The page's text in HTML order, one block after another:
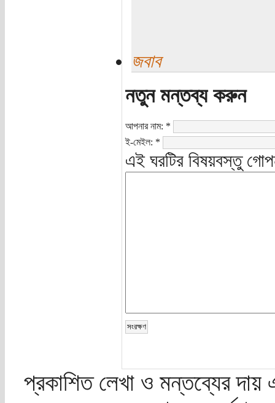
জবাব
নতুন মন্তব্য করুন
আপনার নাম: *
ই-মেইল: *
এই ঘরটির বিষয়বস্তু
প্রকাশিত লেখা ও মন্তব্যের দায়